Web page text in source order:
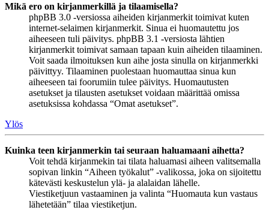
Mikä ero on kirjanmerkillä ja tilaamisella?
phpBB 3.0 -versiossa aiheiden kirjanmerkit toimivat kuten
internet-selaimen kirjanmerkit. Sinua ei huomautettu jos
aiheeseen tuli päivitys. phpBB 3.1 -versiosta lähtien
kirjanmerkit toimivat samaan tapaan kuin aiheiden tilaaminen.
Voit saada ilmoituksen kun aihe josta sinulla on kirjanmerkki
päivittyy. Tilaaminen puolestaan huomauttaa sinua kun
aiheeseen tai foorumiin tulee päivitys. Huomautusten
asetukset ja tilausten asetukset voidaan määrittää omissa
asetuksissa kohdassa “Omat asetukset”.
Ylös
Kuinka teen kirjanmerkin tai seuraan haluamaani aihetta?
Voit tehdä kirjanmekin tai tilata haluamasi aiheen valitsemalla
sopivan linkin “Aiheen työkalut” -valikossa, joka on sijoitettu
kätevästi keskustelun ylä- ja alalaidan lähelle.
Viestiketjuun vastaaminen ja valinta “Huomauta kun vastaus
lähetetään” tilaa viestiketjun.